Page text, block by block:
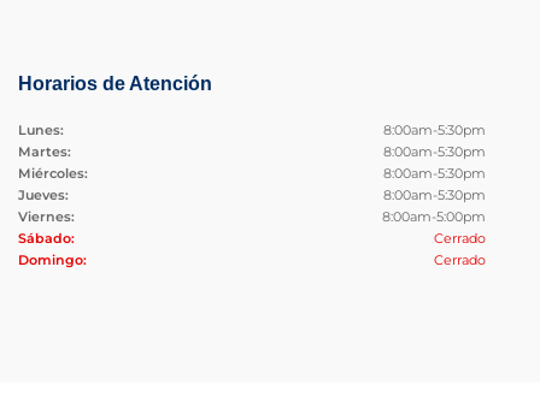
Horarios de Atención
Lunes:
8:00am-5:30pm
Martes:
8:00am-5:30pm
Miércoles:
8:00am-5:30pm
Jueves:
8:00am-5:30pm
Viernes:
8:00am-5:00pm
Sábado:
Cerrado
Domingo:
Cerrado